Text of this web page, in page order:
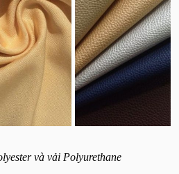
và vải Polyurethane